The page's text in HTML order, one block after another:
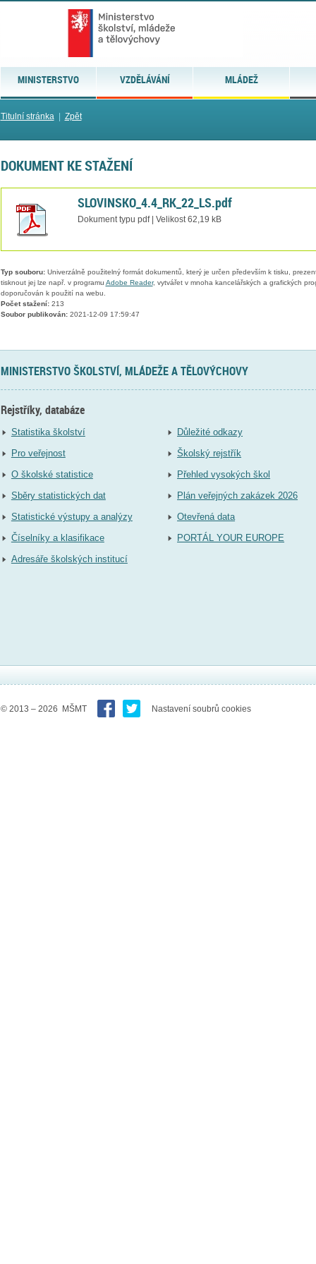
MINISTERSTVO VZDĚLÁVÁNÍ MLÁDEŽ
Titulní stránka| Zpět
DOKUMENT KE STAŽENÍ
SLOVINSKO_4.4_RK_22_LS.pdf
Dokument typu pdf | Velikost 62,19 kB
Typ souboru:Univerzálně použitelný formát dokumentů, který je určen především k tisku,
tisknout jej lze např. v programu Adobe Reader, vytvářet v mnoha kancelářských a grafických
doporučován k použití na webu.
Počet stažení:213
Soubor publikován:2021-12-09 17:59:47
MINISTERSTVO ŠKOLSTVÍ, MLÁDEŽE A TĚLOVÝCHOVY
Rejstříky, databáze
Statistika školství
Pro veřejnost
O školské statistice
Sběry statistických dat
Statistické výstupy a analýzy
Číselníky a klasifikace
Adresáře školských institucí
Důležité odkazy
Školský rejstřík
Přehled vysokých škol
Plán veřejných zakázek 2026
Otevřená data
PORTÁL YOUR EUROPE
© 2013 – 2026 MŠMT Nastavení soubrů cookies